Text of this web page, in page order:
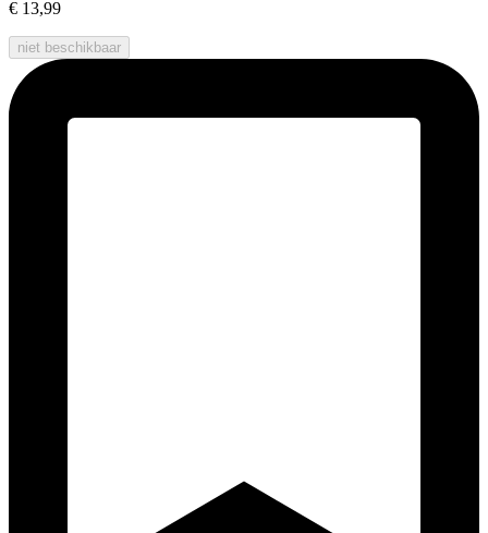
€ 13,99
niet beschikbaar